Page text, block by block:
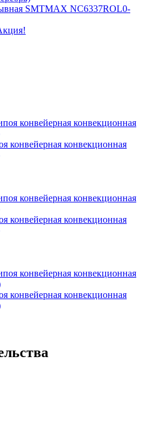
SMTMAX NC6337ROL0-
конвейерная конвекционная
конвейерная конвекционная
конвейерная конвекционная